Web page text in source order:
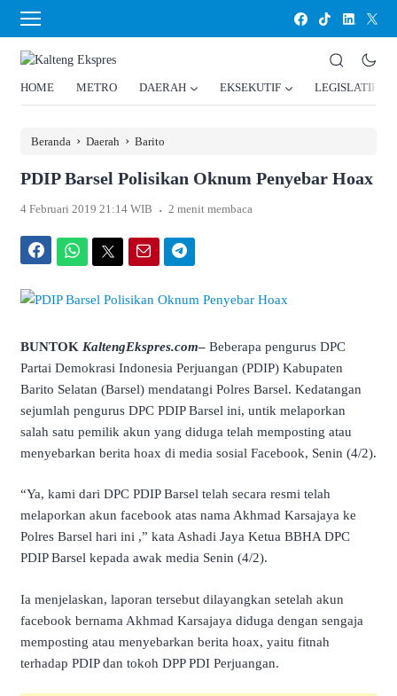
HOME METRO DAERAH EKSEKUTIF LEGISLATIF
Beranda › Daerah › Barito
PDIP Barsel Polisikan Oknum Penyebar Hoax
4 Februari 2019 21:14 WIB . 2 menit membaca
BUNTOK KaltengEkspres.com– Beberapa pengurus DPC
Partai Demokrasi Indonesia Perjuangan (PDIP) Kabupaten
Barito Selatan (Barsel) mendatangi Polres Barsel. Kedatangan
sejumlah pengurus DPC PDIP Barsel ini, untik melaporkan
salah satu pemilik akun yang diduga telah memposting atau
menyebarkan berita hoax di media sosial Facebook, Senin (4/2).
“Ya, kami dari DPC PDIP Barsel telah secara resmi telah
melaporkan akun facebook atas nama Akhmad Karsajaya ke
Polres Barsel hari ini ,” kata Ashadi Jaya Ketua BBHA DPC
PDIP Barsel kepada awak media Senin (4/2).
Ia menjelaskan, laporan tersebut dilayangkan setelah akun
facebook bernama Akhmad Karsajaya diduga dengan sengaja
memposting atau menyebarkan berita hoax, yaitu fitnah
terhadap PDIP dan tokoh DPP PDI Perjuangan.